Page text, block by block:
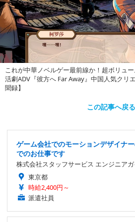
これが中華ノベルゲー最前線か！超ボリュ
活劇ADV『彼方へ Far Away』中国人気クリ
聞録】
この記事へ戻る
ゲーム会社でのモーションデザイナ
でのお仕事です
株式会社スタッフサービス エンジニア
東京都
時給2,400円～
派遣社員